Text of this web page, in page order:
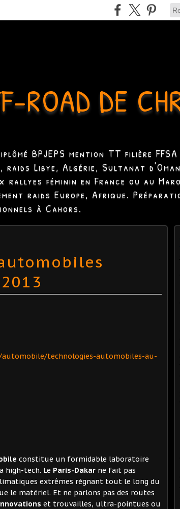
ROAD DE
BPJEPS mention TT filière
raids Libye, Algérie, Sultanat
rallyes féminin en France ou au
raids Europe, Afrique.
à Cahors.
technologies-automobiles-au-
constitue un formidable laboratoire
high-tech. Le Paris-Dakar ne fait pas
extrêmes régnant tout le long du
le matériel. Et ne parlons pas des routes
et trouvailles, ultra-pointues ou